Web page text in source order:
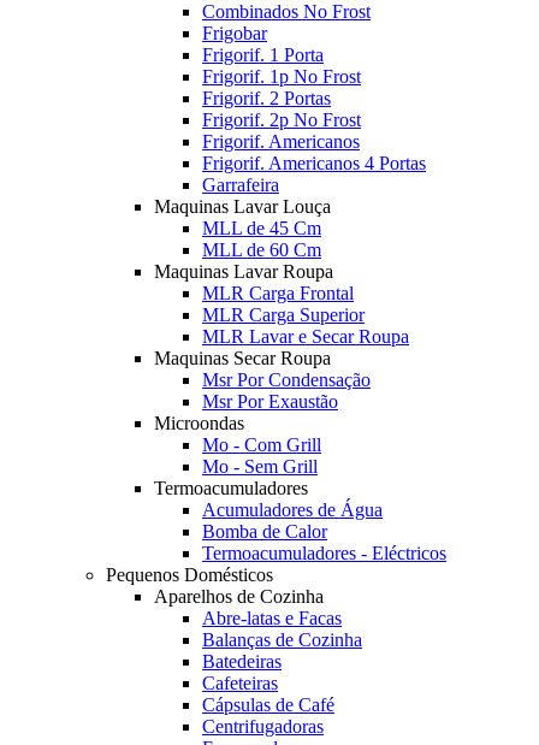
Combinados No Frost
Frigobar
Frigorif. 1 Porta
Frigorif. 1p No Frost
Frigorif. 2 Portas
Frigorif. 2p No Frost
Frigorif. Americanos
Frigorif. Americanos 4 Portas
Garrafeira
Maquinas Lavar Louça
MLL de 45 Cm
MLL de 60 Cm
Maquinas Lavar Roupa
MLR Carga Frontal
MLR Carga Superior
MLR Lavar e Secar Roupa
Maquinas Secar Roupa
Msr Por Condensação
Msr Por Exaustão
Microondas
Mo - Com Grill
Mo - Sem Grill
Termoacumuladores
Acumuladores de Água
Bomba de Calor
Termoacumuladores - Eléctricos
Pequenos Domésticos
Aparelhos de Cozinha
Abre-latas e Facas
Balanças de Cozinha
Batedeiras
Cafeteiras
Cápsulas de Café
Centrifugadoras